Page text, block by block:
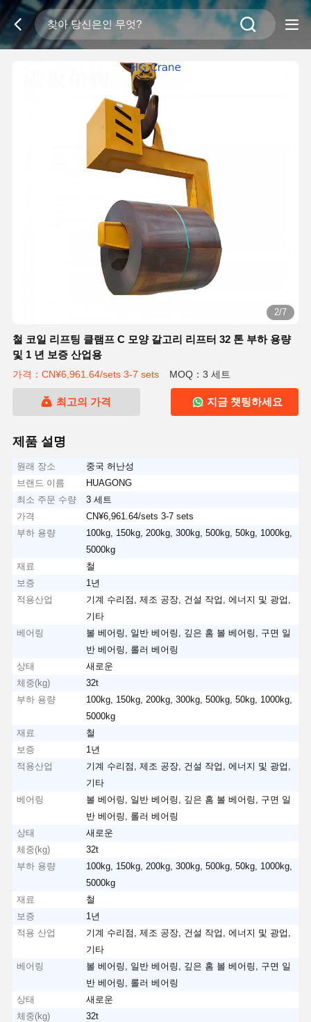
2/7
철 코일 리프팅 클램프 C 모양 갈고리 리프터 32 톤 부하 용량
및 1 년 보증 산업용
가격：CN¥6,961.64/sets 3-7 sets MOQ：3 세트
최고의 가격 지금 챗팅하세요
제품 설명
원래 장소
중국 허난성
브랜드 이름
HUAGONG
최소 주문 수량
3 세트
가격
CN¥6,961.64/sets 3-7 sets
부하 용량
100kg, 150kg, 200kg, 300kg, 500kg, 50kg, 1000kg,
5000kg
재료
철
보증
1년
적용산업
기계 수리점, 제조 공장, 건설 작업, 에너지 및 광업,
기타
베어링
볼 베어링, 일반 베어링, 깊은 홈 볼 베어링, 구면 일
반 베어링, 롤러 베어링
상태
새로운
체중(kg)
32t
부하 용량
100kg, 150kg, 200kg, 300kg, 500kg, 50kg, 1000kg,
5000kg
재료
철
보증
1년
적용산업
기계 수리점, 제조 공장, 건설 작업, 에너지 및 광업,
기타
베어링
볼 베어링, 일반 베어링, 깊은 홈 볼 베어링, 구면 일
반 베어링, 롤러 베어링
상태
새로운
체중(kg)
32t
부하 용량
100kg, 150kg, 200kg, 300kg, 500kg, 50kg, 1000kg,
5000kg
재료
철
보증
1년
적용 산업
기계 수리점, 제조 공장, 건설 작업, 에너지 및 광업,
기타
베어링
볼 베어링, 일반 베어링, 깊은 홈 볼 베어링, 구면 일
반 베어링, 롤러 베어링
상태
새로운
체중(kg)
32t